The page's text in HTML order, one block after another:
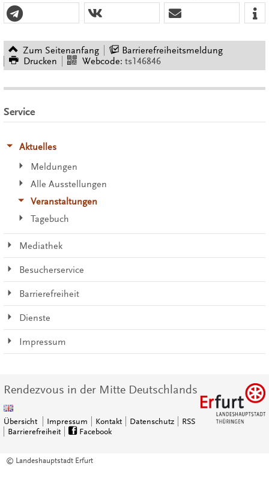
Zum Seitenanfang
Barrierefreiheitsmeldung
Drucken
Webcode: ts146846
Service
Aktuelles
Meldungen
Alle Ausstellungen
Veranstaltungen
Tagebuch
Mediathek
Besucherservice
Barrierefreiheit
Dienste
Impressum
Rendezvous in der Mitte Deutschlands
Übersicht Impressum Kontakt Datenschutz
RSS
Barrierefreiheit
Facebook
© Landeshauptstadt Erfurt